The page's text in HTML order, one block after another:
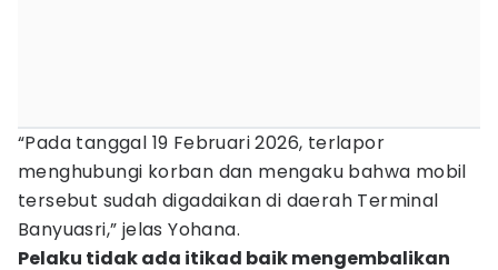
“Pada tanggal 19 Februari 2026, terlapor
menghubungi korban dan mengaku bahwa mobil
tersebut sudah digadaikan di daerah Terminal
Banyuasri,” jelas Yohana.
Pelaku tidak ada itikad baik mengembalikan